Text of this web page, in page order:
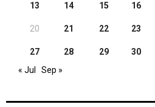
13 14 15 16
20 21 22 23
27 28 29 30
« Jul
Sep »